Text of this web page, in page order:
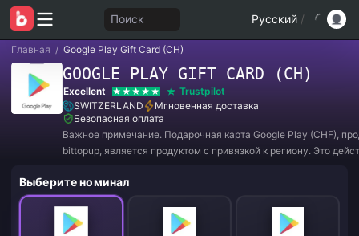
Поиск Русский /
Главная / Google Play Gift Card (CH)
GOOGLE PLAY GIFT CARD (CH)
Excellent
Trustpilot
SWITZERLAND
Мгновенная доставка
Безопасная оплата
Важное примечание. Подарочная карта Google Play (CHF),
bittopup, является продуктом с привязкой к региону. Это
ШВЕЙЦАРИЯ. Все покупки НЕ ВОЗВРАТУ И НЕ ВОЗВРАТУ.
Выберите номинал